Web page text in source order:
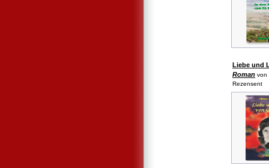
Liebe und
Roman von
Rezensent